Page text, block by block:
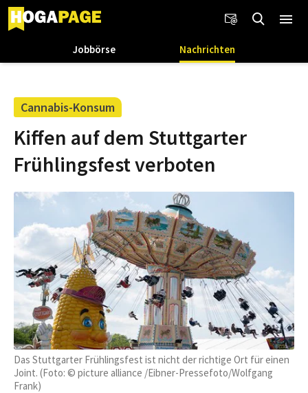
Jobbörse Nachrichten
Cannabis-Konsum
Kiffen auf dem Stuttgarter
Frühlingsfest verboten
Das Stuttgarter Frühlingsfest ist nicht der richtige Ort für einen
Joint. (Foto: © picture alliance /Eibner-Pressefoto/Wolfgang
Frank)